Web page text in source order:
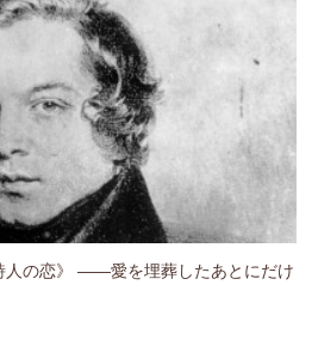
人の恋》 ――愛を埋葬したあとにだけ